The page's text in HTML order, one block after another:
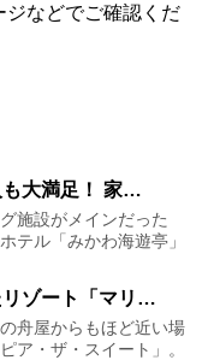
ジなどでご確認くだ
大満足！ 家…
施設がメインだった
テル「みかわ海遊亭」
リゾート「マリ…
舟屋からもほど近い場
ア・ザ・スイート」。